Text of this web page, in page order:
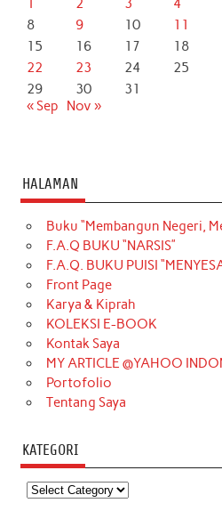
1 2 3 4
8
9 10 11
15
16 17 18
22
23 24 25
29
30
31
« Sep
Nov »
HALAMAN
Buku “Membangun Negeri,
F.A.Q BUKU “NARSIS”
F.A.Q. BUKU PUISI
Front Page
Karya & Kiprah
KOLEKSI E-BOOK
Kontak Saya
MY ARTICLE @YAHOO
Portofolio
Tentang Saya
KATEGORI
Kategori